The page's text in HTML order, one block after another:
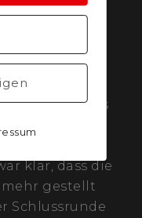
eine 12-
bis
Fabio
Duo
klar, dass die
gestellt
Schlussrunde